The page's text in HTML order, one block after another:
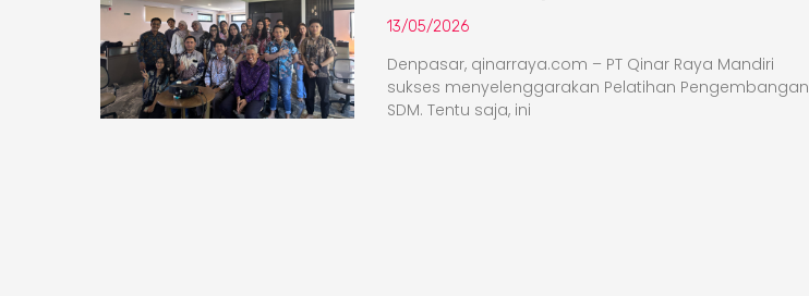
13/05/2026
Denpasar, qinarraya.com – PT Qinar Raya Mandiri
sukses menyelenggarakan Pelatihan Pengembangan
SDM. Tentu saja, ini